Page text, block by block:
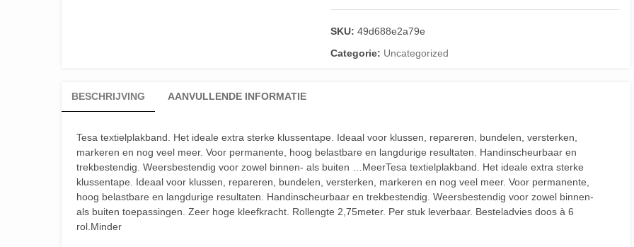
SKU: 49d688e2a79e
Categorie: Uncategorized
BESCHRIJVING AANVULLENDE INFORMATIE
Tesa textielplakband. Het ideale extra sterke klussentape. Ideaal voor klussen, repareren, bundelen, versterken,
markeren en nog veel meer. Voor permanente, hoog belastbare en langdurige resultaten. Handinscheurbaar en
trekbestendig. Weersbestendig voor zowel binnen- als buiten …MeerTesa textielplakband. Het ideale extra sterke
klussentape. Ideaal voor klussen, repareren, bundelen, versterken, markeren en nog veel meer. Voor permanente,
hoog belastbare en langdurige resultaten. Handinscheurbaar en trekbestendig. Weersbestendig voor zowel binnen-
als buiten toepassingen. Zeer hoge kleefkracht. Rollengte 2,75meter. Per stuk leverbaar. Besteladvies doos à 6
rol.Minder